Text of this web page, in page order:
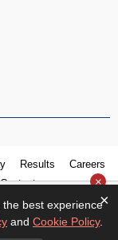
Results
Careers
Contact us ×
×
best experience
and Cookie Policy.